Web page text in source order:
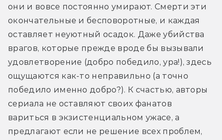
они и вовсе постоянно умирают. Смерти эти
окончательные и бесповоротные, и каждая
оставляет неуютный осадок. Даже убийства
врагов, которые прежде вроде бы вызывали
удовлетворение (добро победило, ура!), здесь
ощущаются как-то неправильно (а точно
победило именно добро?). К счастью, авторы
сериала не оставляют своих фанатов
вариться в экзистенциальном ужасе, а
предлагают если не решение всех проблем,